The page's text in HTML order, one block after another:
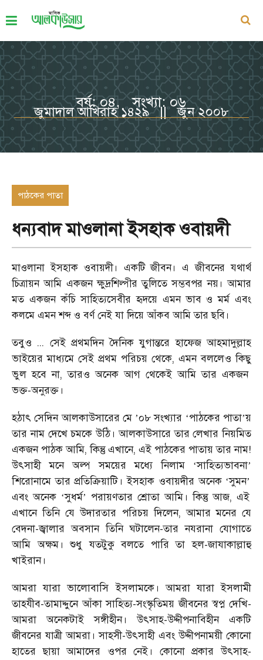
বর্ষ: ০৪, সংখ্যা: ০৬
জুমাদাল আখিরাহ ১৪২৯ || জুন ২০০৮
পাঠকের পাতা
ধন্যবাদ মাওলানা ইসহাক ওবায়দী
মাওলানা ইসহাক ওবায়দী। একটি জীবন। এ জীবনের যথার্থ
চিত্রায়ন আমি একজন ক্ষুদ্রশিল্পীর তুলিতে সম্ভবপর নয়। আমার
মত একজন কঁচি সাহিত্যসেবীর হৃদয়ে এমন ভাব ও মর্ম এবং
কলমে এমন শব্দ ও বর্ণ নেই যা দিয়ে আঁকব আমি তার ছবি।
তবুও ... সেই প্রথমদিন দৈনিক যুগান্তরে হাফেজ আহমাদুল্লাহ
ভাইয়ের মাধ্যমে সেই প্রথম পরিচয় থেকে, এমন বললেও কিছু
ভুল হবে না, তারও অনেক আগ থেকেই আমি তার একজন
ভক্ত-অনুরক্ত।
হঠাৎ সেদিন আলকাউসারের মে ’০৮ সংখ্যার ‘পাঠকের পাতা’য়
তার নাম দেখে চমকে উঠি। আলকাউসারে তার লেখার নিয়মিত
একজন পাঠক আমি, কিন্তু এখানে, এই পাঠকের পাতায় তার নাম!
উৎসাহী মনে অল্প সময়ের মধ্যে নিলাম
‘সাহিত্যভাবনা’
শিরোনামে তার প্রতিক্রিয়াটি। ইসহাক ওবায়দীর অনেক ‘সুমন’
এবং অনেক ‘সুধর্ম’ পরায়ণতার শ্রোতা আমি। কিন্তু আজ, এই
এখানে তিনি যে উদারতার পরিচয় দিলেন, আমার মনের যে
বেদনা-জ্বালার অবসান তিনি ঘটালেন-তার নযরানা যোগাতে
আমি অক্ষম। শুধু যতটুকু বলতে পারি তা হল-জাযাকাল্লাহু
খাইরান।
আমরা যারা ভালোবাসি ইসলামকে। আমরা যারা ইসলামী
তাহযীব-তামাদ্দুনে আঁকা সাহিত্য-সংস্কৃতিময় জীবনের স্বপ্ন দেখি-
আমরা অনেকটাই সঙ্গীহীন। উৎসাহ-উদ্দীপনাবিহীন একটি
জীবনের যাত্রী আমরা। সাহসী-উৎসাহী এবং উদ্দীপনাময়ী কোনো
হাতের ছায়া আমাদের ওপর নেই। কোনো প্রকার উৎসাহ-